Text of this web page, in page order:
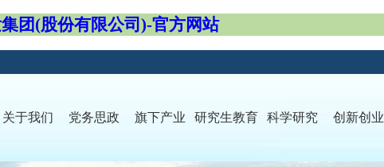
团(股份有限公司)-官方网站
关于我们 党务思政 旗下产业 研究生教育 科学研究 创新创业